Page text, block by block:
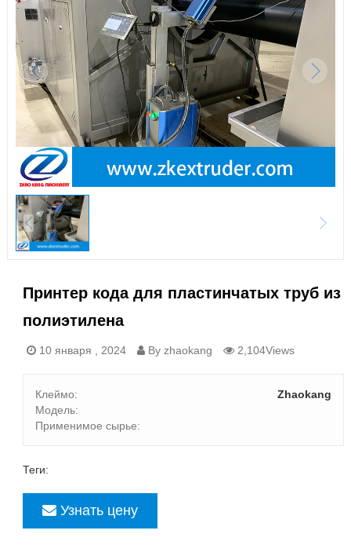
Принтер кода для пластинчатых труб из
полиэтилена
10 января , 2024 By zhaokang 2,104Views
Клеймо:
Zhaokang
Модель:
Применимое сырье:
Теги:
Узнать цену